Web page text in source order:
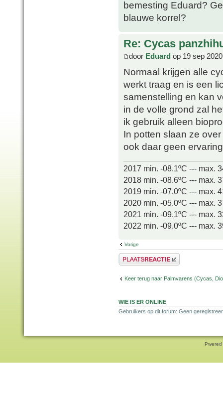
bemesting Eduard?
blauwe korrel?
Re: Cycas
door Eduard op 19 sep
Normaal krijgen alle
werkt traag en is een
samenstelling en kan
in de volle grond zal
ik gebruik alleen
In potten slaan ze
ook daar geen
2017 min. -08.1ºC --- max.
2018 min. -08.6ºC --- max.
2019 min. -07.0ºC --- max.
2020 min. -05.0ºC --- max.
2021 min. -09.1ºC --- max.
2022 min. -09.0ºC --- max.
Vorige
Plaats een reactie
Keer terug naar Palmvarens (Cycas,
WIE IS ER ONLINE
Gebruikers op dit forum: Geen